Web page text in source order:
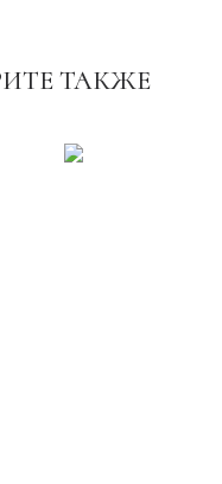
ТАКЖЕ